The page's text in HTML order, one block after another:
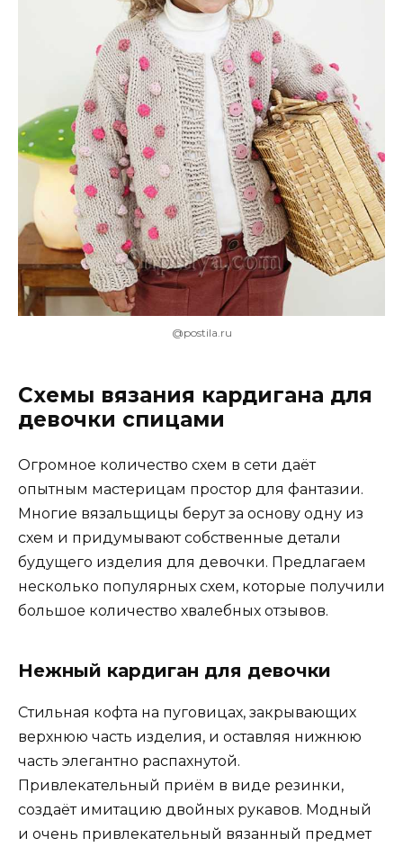
@postila.ru
Схемы вязания кардигана для
девочки спицами
Огромное количество схем в сети даёт
опытным мастерицам простор для фантазии.
Многие вязальщицы берут за основу одну из
схем и придумывают собственные детали
будущего изделия для девочки. Предлагаем
несколько популярных схем, которые получили
большое количество хвалебных отзывов.
Нежный кардиган для девочки
Стильная кофта на пуговицах, закрывающих
верхнюю часть изделия, и оставляя нижнюю
часть элегантно распахнутой.
Привлекательный приём в виде резинки,
создаёт имитацию двойных рукавов. Модный
и очень привлекательный вязанный предмет